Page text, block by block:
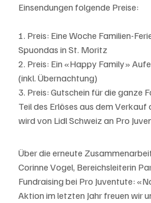
Einsendungen folgende Preise:
1. Preis: Eine Woche Familien-
Spuondas in St. Moritz
2. Preis: Ein «Happy Family»
(inkl. Übernachtung)
3. Preis: Gutschein für die ganze
Teil des Erlöses aus dem
wird von Lidl Schweiz an Pro
Über die erneute
Corinne Vogel, Bereichsleiterin
Fundraising bei Pro Juventute:
Aktion im letzten Jahr freuen wir